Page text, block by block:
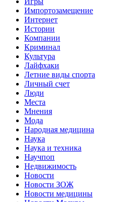
Импортозамещение
Интернет
Истории
Компании
Криминал
Культура
Лайфхаки
Летние виды спорта
Личный счет
Люди
Места
Мнения
Мода
Народная медицина
Наука
Наука и техника
Научпоп
Недвижимость
Новости
Новости ЗОЖ
Новости медицины